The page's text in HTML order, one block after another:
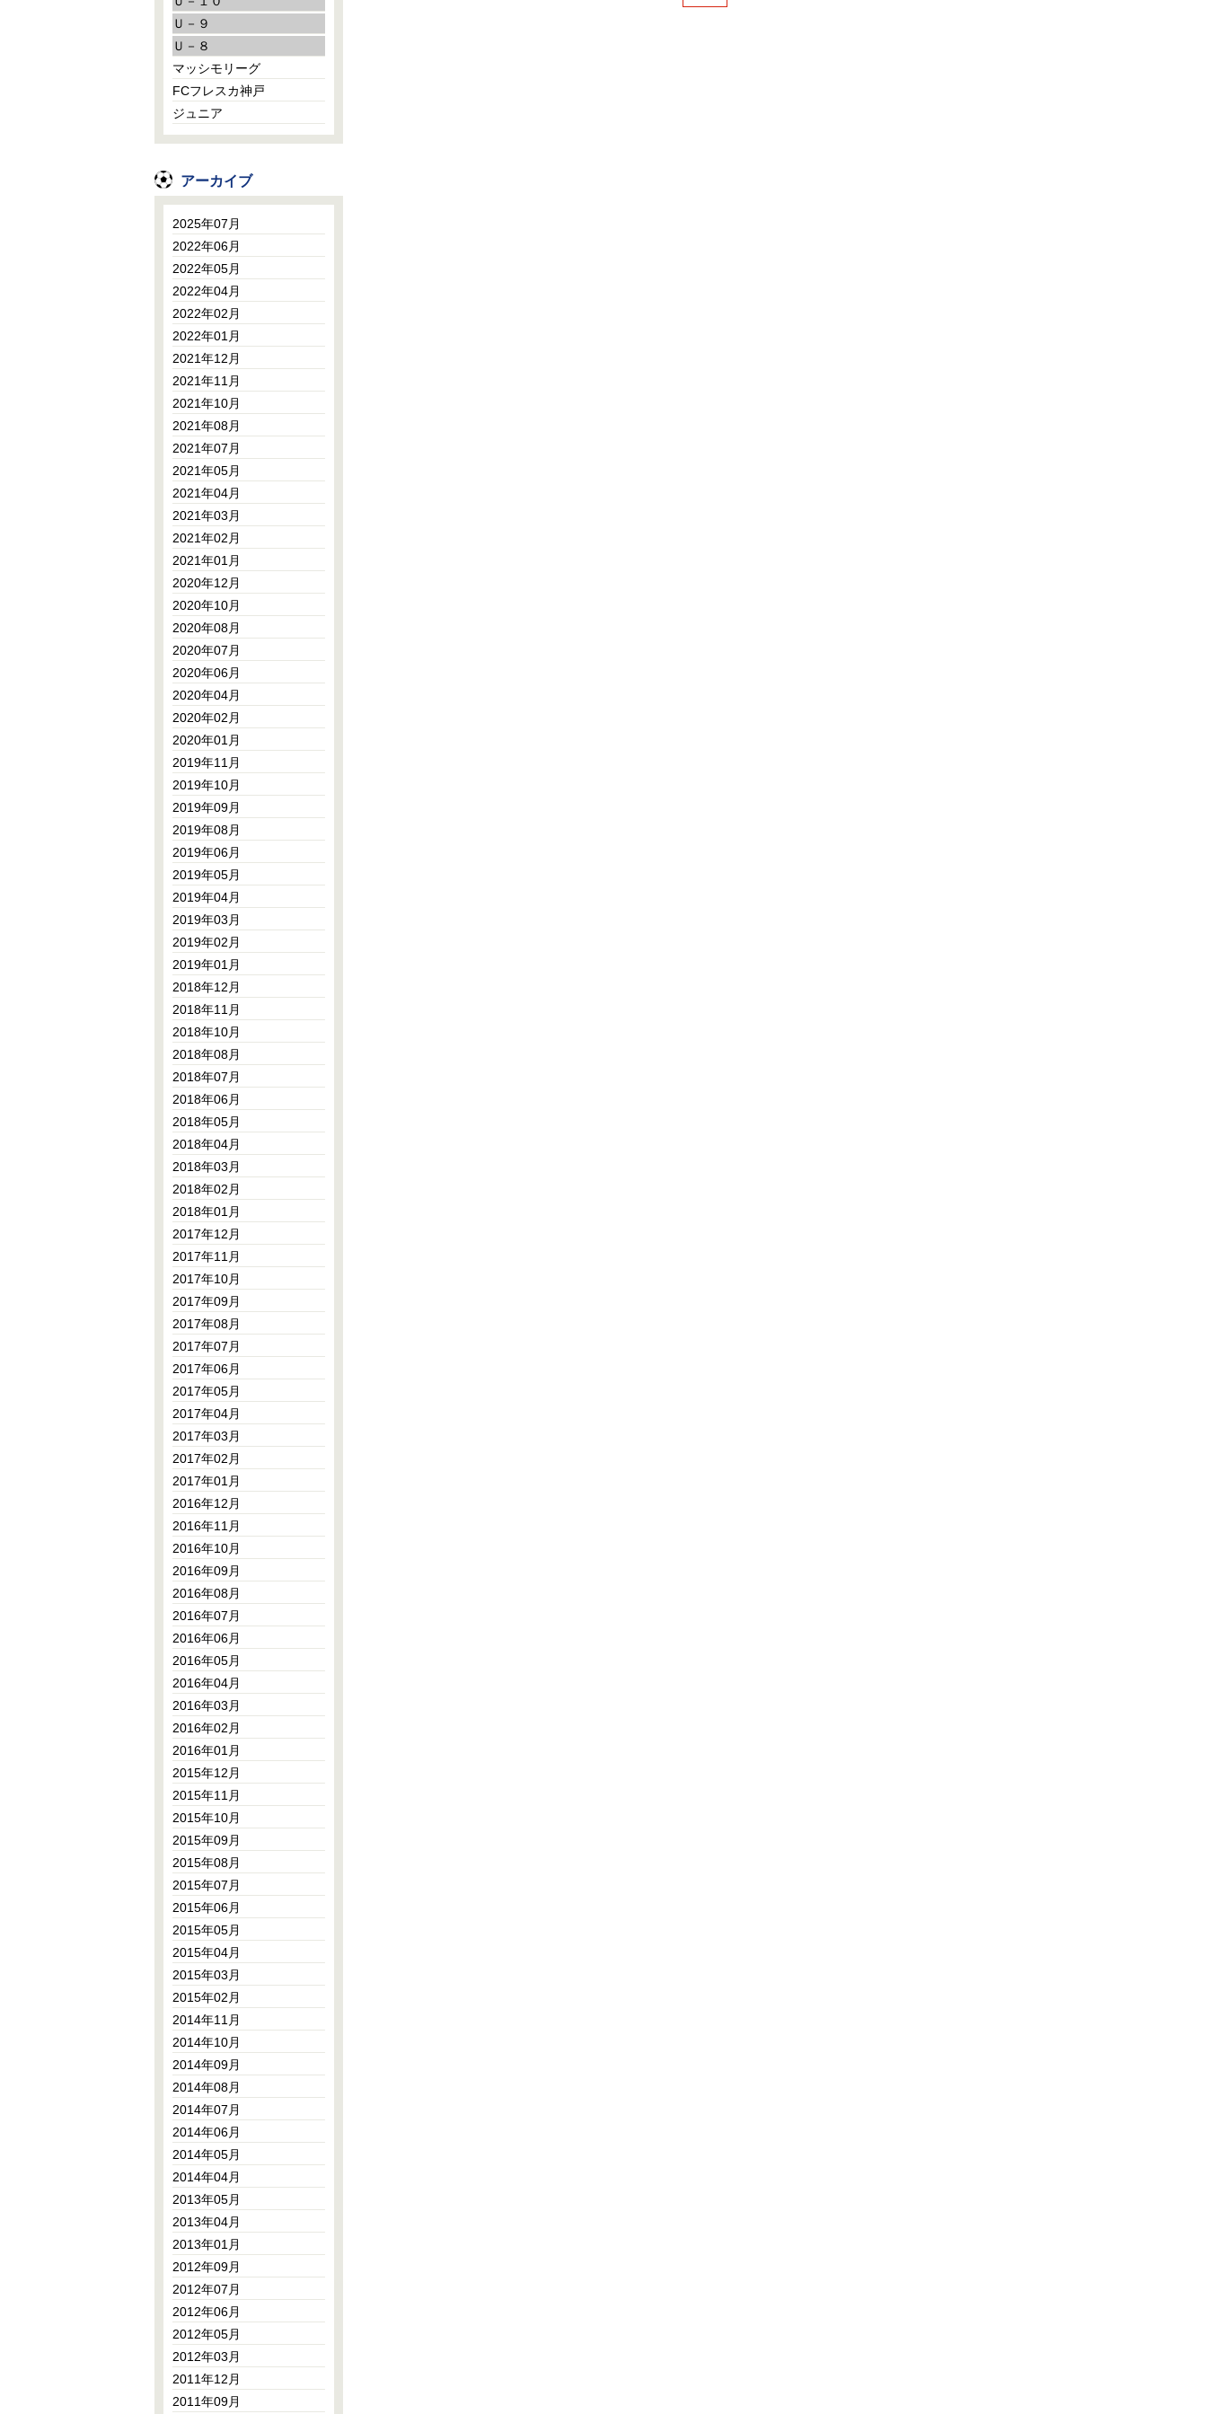
Ｕ－９
Ｕ－８
マッシモリーグ
FCフレスカ神戸
ジュニア
アーカイブ
2025年07月
2022年06月
2022年05月
2022年04月
2022年02月
2022年01月
2021年12月
2021年11月
2021年10月
2021年08月
2021年07月
2021年05月
2021年04月
2021年03月
2021年02月
2021年01月
2020年12月
2020年10月
2020年08月
2020年07月
2020年06月
2020年04月
2020年02月
2020年01月
2019年11月
2019年10月
2019年09月
2019年08月
2019年06月
2019年05月
2019年04月
2019年03月
2019年02月
2019年01月
2018年12月
2018年11月
2018年10月
2018年08月
2018年07月
2018年06月
2018年05月
2018年04月
2018年03月
2018年02月
2018年01月
2017年12月
2017年11月
2017年10月
2017年09月
2017年08月
2017年07月
2017年06月
2017年05月
2017年04月
2017年03月
2017年02月
2017年01月
2016年12月
2016年11月
2016年10月
2016年09月
2016年08月
2016年07月
2016年06月
2016年05月
2016年04月
2016年03月
2016年02月
2016年01月
2015年12月
2015年11月
2015年10月
2015年09月
2015年08月
2015年07月
2015年06月
2015年05月
2015年04月
2015年03月
2015年02月
2014年11月
2014年10月
2014年09月
2014年08月
2014年07月
2014年06月
2014年05月
2014年04月
2013年05月
2013年04月
2013年01月
2012年09月
2012年07月
2012年06月
2012年05月
2012年03月
2011年12月
2011年09月